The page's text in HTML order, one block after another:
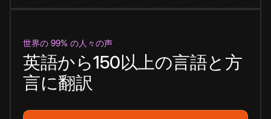
世界の 99% の人々の声
英語から150以上の言語と方
言に翻訳